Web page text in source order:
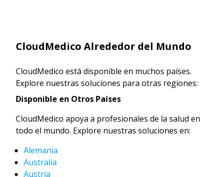
CloudMedico Alrededor del Mundo
CloudMedico está disponible en muchos países.
Explore nuestras soluciones para otras regiones:
Disponible en Otros Países
CloudMedico apoya a profesionales de la salud en
todo el mundo. Explore nuestras soluciones en:
Alemania
Australia
Austria